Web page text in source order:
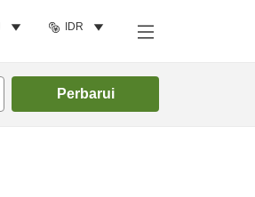
IDR
Perbarui
Cari kamar